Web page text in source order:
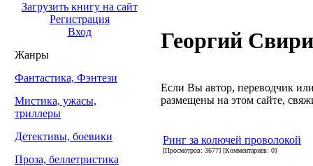
Загрузить книгу на сайт
Регистрация
Вход
Жанры
Фантастика, Фэнтези
Мистика, ужасы,
триллеры
Детективы, боевики
Проза, беллетристика
Георгий
Если Вы автор, переводчик
размещены на этом сайте,
Ринг за колючей проволокой
[Просмотров: 3677] [Комментариев: 0]